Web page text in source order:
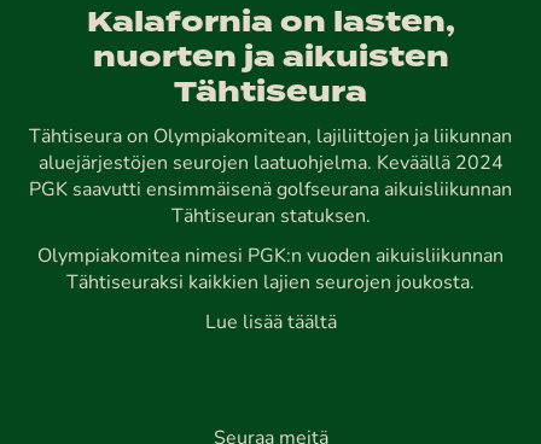
Kalafornia on lasten,
nuorten ja aikuisten
Tähtiseura
Tähtiseura on Olympiakomitean, lajiliittojen ja liikunnan
aluejärjestöjen seurojen laatuohjelma. Keväällä 2024
PGK saavutti ensimmäisenä golfseurana aikuisliikunnan
Tähtiseuran statuksen.
Olympiakomitea nimesi PGK:n vuoden aikuisliikunnan
Tähtiseuraksi kaikkien lajien seurojen joukosta.
Lue lisää täältä
Seuraa meitä